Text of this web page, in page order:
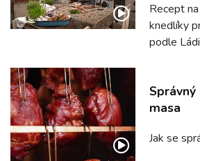
Recept
knedlíky
podle
masa
Jak se